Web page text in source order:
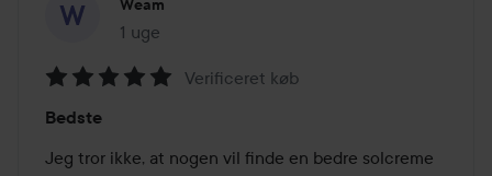
Weam
1 uge
Posten blev oprettet 1 uge
5
ud
Verificeret køb
Bedste
Jeg tror ikke, at nogen vil finde en bedre solcreme